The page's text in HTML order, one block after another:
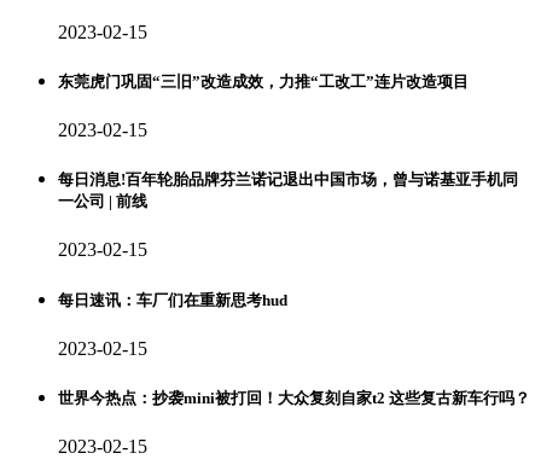
2023-02-15
东莞虎门巩固“三旧”改造成效，力推“工改工”连片改造项目
2023-02-15
每日消息!百年轮胎品牌芬兰诺记退出中国市场，曾与诺基亚手机同
一公司 | 前线
2023-02-15
每日速讯：车厂们在重新思考hud
2023-02-15
世界今热点：抄袭mini被打回！大众复刻自家t2 这些复古新车行吗？
2023-02-15